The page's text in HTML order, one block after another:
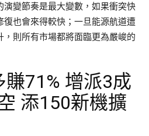
演變節奏是最大變數，如果衝突快
復也會來得較快；一旦能源航道遭
，則所有市場都將面臨更為嚴峻的
71% 增派3成
添150新機擴